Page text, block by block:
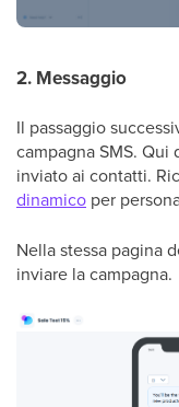
2. Messaggio
Il passaggio
campagna SMS.
inviato ai contatti.
dinamico per
Nella stessa pagina
inviare la campagna.